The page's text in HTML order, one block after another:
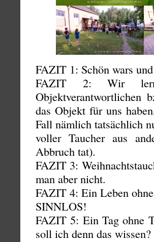
FAZIT 1: Schön wars
FAZIT 2: Wir
Objektverantwortlichen
das Objekt für uns
Fall nämlich tatsächlich
voller Taucher aus
Abbruch tat).
FAZIT 3:
man aber nicht.
FAZIT 4: Ein Leben
SINNLOS!
FAZIT 5: Ein Tag ohne
soll ich denn das wissen?